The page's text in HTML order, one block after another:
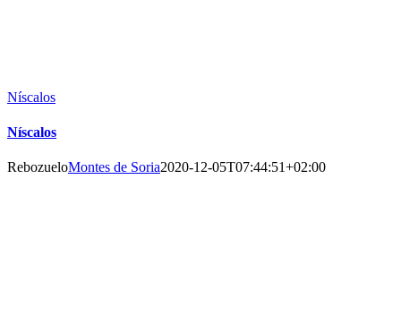
Níscalos
Níscalos
RebozueloMontes de Soria2020-12-05T07:44:51+02:00